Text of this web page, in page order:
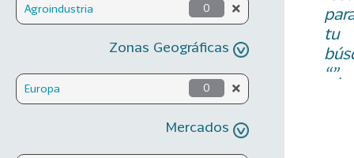
Agroindustria 0
Zonas Geográficas
Europa 0
Mercados
tu
“”.